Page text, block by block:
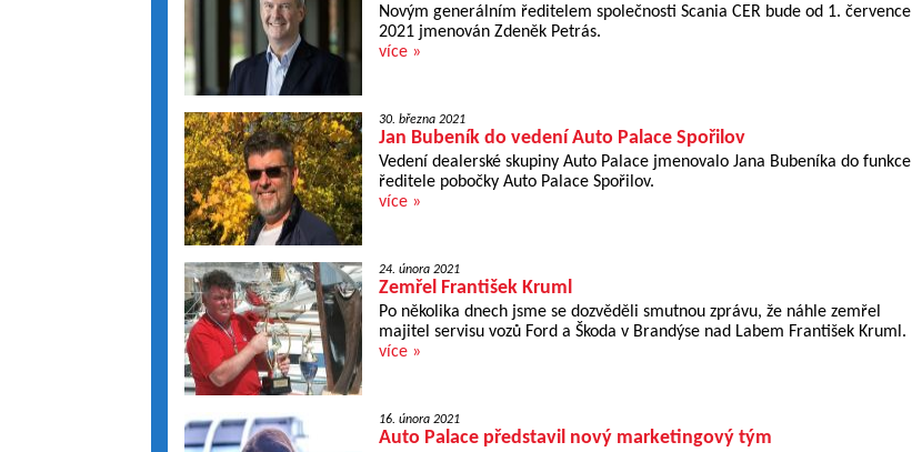
Novým generálním ředitelem společnosti Scania CER bude od 1. července
2021 jmenován Zdeněk Petrás.
více »
30. března 2021
Jan Bubeník do vedení Auto Palace Spořilov
Vedení dealerské skupiny Auto Palace jmenovalo Jana Bubeníka do funkce
ředitele pobočky Auto Palace Spořilov.
více »
24. února 2021
Zemřel František Kruml
Po několika dnech jsme se dozvěděli smutnou zprávu, že náhle zemřel
majitel servisu vozů Ford a Škoda v Brandýse nad Labem František Kruml.
více »
16. února 2021
Auto Palace představil nový marketingový tým